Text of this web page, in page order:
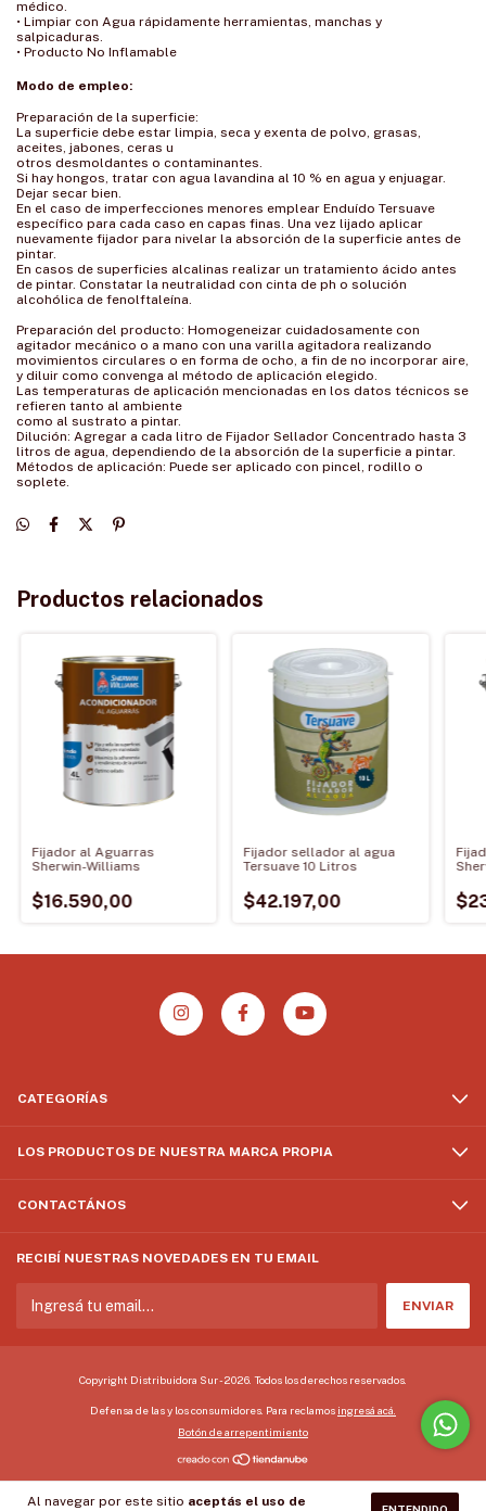
Al navegar por este sitio aceptás el uso de
médico.
• Limpiar con Agua rápidamente herramientas, manchas y
salpicaduras.
• Producto No Inflamable
Modo de empleo:
Preparación de la superficie:
La superficie debe estar limpia, seca y exenta de polvo, grasas,
aceites, jabones, ceras u
otros desmoldantes o contaminantes.
Si hay hongos, tratar con agua lavandina al 10 % en agua y enjuagar.
Dejar secar bien.
En el caso de imperfecciones menores emplear Enduído Tersuave
específico para cada caso en capas finas. Una vez lijado aplicar
nuevamente fijador para nivelar la absorción de la superficie antes de
pintar.
En casos de superficies alcalinas realizar un tratamiento ácido antes
de pintar. Constatar la neutralidad con cinta de ph o solución
alcohólica de fenolftaleína.
Preparación del producto: Homogeneizar cuidadosamente con
agitador mecánico o a mano con una varilla agitadora realizando
movimientos circulares o en forma de ocho, a fin de no incorporar aire,
y diluir como convenga al método de aplicación elegido.
Las temperaturas de aplicación mencionadas en los datos técnicos se
refieren tanto al ambiente
como al sustrato a pintar.
Dilución: Agregar a cada litro de Fijador Sellador Concentrado hasta 3
litros de agua, dependiendo de la absorción de la superficie a pintar.
Métodos de aplicación: Puede ser aplicado con pincel, rodillo o
soplete.
Productos relacionados
Fijador al Aguarras
Sherwin-Williams
$16.590,00
Fijador sellador al agua
Tersuave 10 Litros
$42.197,00
CATEGORÍAS
LOS PRODUCTOS DE NUESTRA MARCA PROPIA
CONTACTÁNOS
RECIBÍ NUESTRAS NOVEDADES EN TU EMAIL
Copyright Distribuidora Sur - 2026. Todos los derechos reservados.
Defensa de las y los consumidores. Para reclamos ingresá acá.
Botón de arrepentimiento